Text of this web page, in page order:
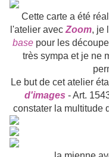
Cette carte a été
l'atelier avec Zoom, je
base pour les
très sympa et je ne
Le but de cet atelier
d'images - Art.
constater la multitude